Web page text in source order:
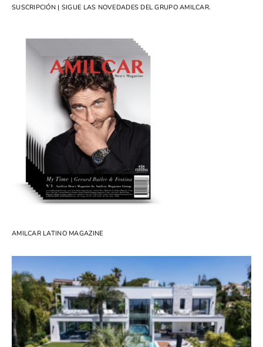
SUSCRIPCIÓN | SIGUE LAS NOVEDADES DEL GRUPO AMILCAR.
AMILCAR LATINO MAGAZINE